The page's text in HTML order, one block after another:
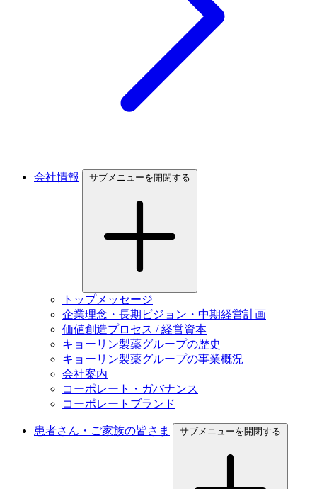
会社情報 サブメニューを開閉する
トップメッセージ
企業理念・長期ビジョン・中期経営計画
価値創造プロセス / 経営資本
キョーリン製薬グループの歴史
キョーリン製薬グループの事業概況
会社案内
コーポレート・ガバナンス
コーポレートブランド
患者さん・ご家族の皆さま サブメニューを開閉する